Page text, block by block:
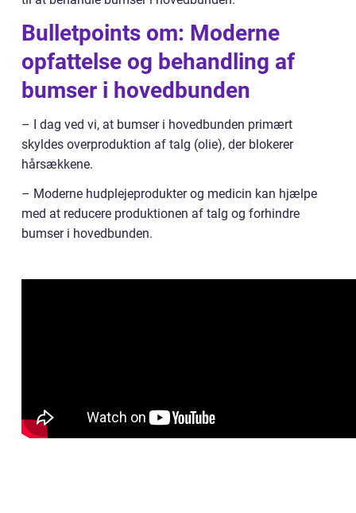
Bulletpoints om: Moderne
opfattelse og behandling af
bumser i hovedbunden
– I dag ved vi, at bumser i hovedbunden primært
skyldes overproduktion af talg (olie), der blokerer
hårsækkene.
– Moderne hudplejeprodukter og medicin kan hjælpe
med at reducere produktionen af talg og forhindre
bumser i hovedbunden.